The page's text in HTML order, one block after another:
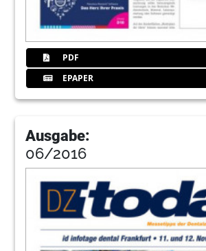
PDF
EPAPER
Ausgabe:
06/2016